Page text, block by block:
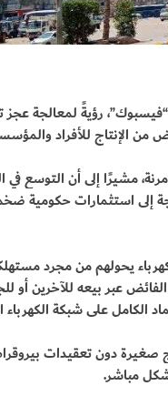
رؤيةً لمعالجة عجز
من الإنتاج للأفراد
مشيرًا إلى أن التوسع في
إلى استثمارات حكومية
يحولهم من مجرد
عبر بيعه للآخرين أو
الكامل على شبكة الكهرباء
دون تعقيدات
مباشر.